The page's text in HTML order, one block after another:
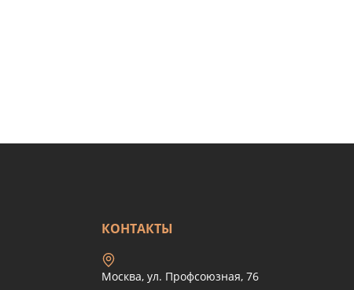
КОНТАКТЫ
Москва, ул. Профсоюзная, 76